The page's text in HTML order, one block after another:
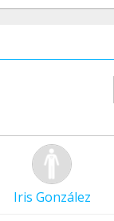
Iris González